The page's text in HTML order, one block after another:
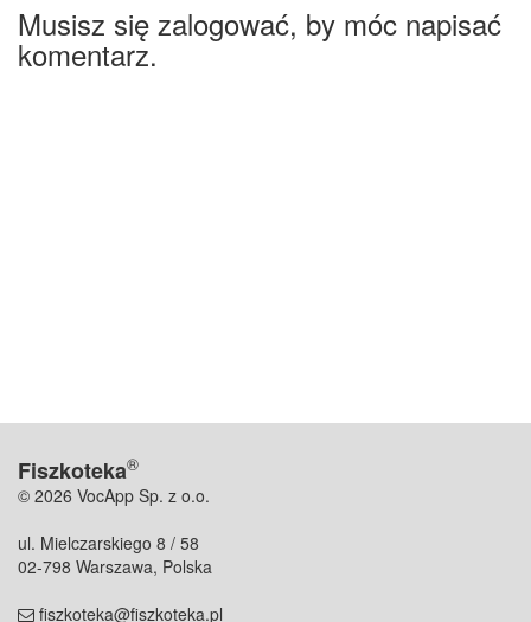
Musisz się zalogować, by móc napisać
komentarz.
Fiszkoteka®
© 2026 VocApp Sp. z o.o.
ul. Mielczarskiego 8 / 58
02-798 Warszawa, Polska
fiszkoteka@fiszkoteka.pl